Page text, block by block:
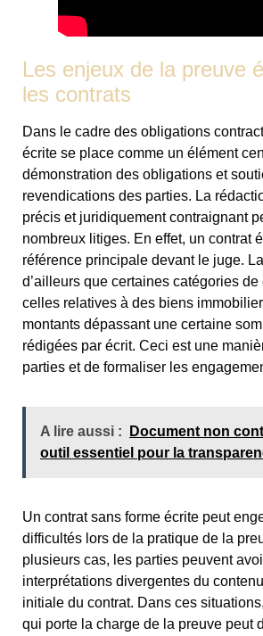
Les enjeux de la preuve
les contrats
Dans le cadre des obligations
écrite se place comme un élément
démonstration des obligations et
revendications des parties. La
précis et juridiquement contraignant
nombreux litiges. En effet, un contrat
référence principale devant le juge.
d’ailleurs que certaines catégories de
celles relatives à des biens
montants dépassant une certaine
rédigées par écrit. Ceci est une
parties et de formaliser les
A lire aussi :
Document non
outil essentiel pour la
Un contrat sans forme écrite peut
difficultés lors de la pratique de la
plusieurs cas, les parties peuvent
interprétations divergentes du
initiale du contrat. Dans ces
qui porte la charge de la preuve peut